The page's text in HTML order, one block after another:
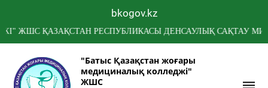
bkogov.kz
РЕСПУБЛИКАСЫ ДЕНСАУЛЫҚ САҚТАУ
"Батыс Қазақстан жоғары
медициналық колледжі"
ЖШС